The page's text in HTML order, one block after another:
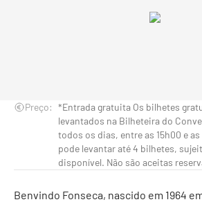
Preço: *Entrada gratuita Os bilhetes
levantados na Bilheteira do
todos os dias, entre as 15h00 e
pode levantar até 4 bilhetes,
disponível. Não são aceitas
Benvindo Fonseca, nascido em 1964